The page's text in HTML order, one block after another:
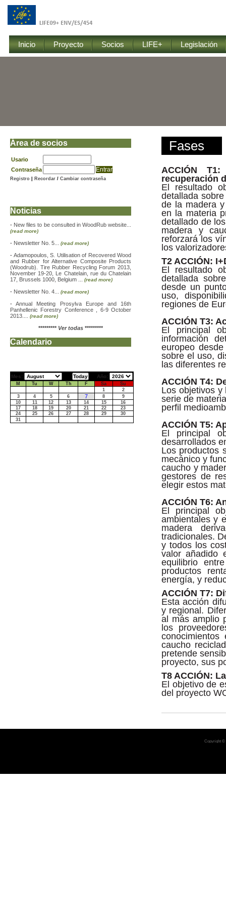
Inicio Proyecto Socios LIFE+ Legislación
Fases
ACCIÓN
recuperación
El resultado
detallada
de la madera
en la materia
detallado de
madera y
reforzará los
los
T2 ACCIÓN:
El resultado
detallada
desde un
uso,
regiones de
ACCIÓN T3:
El principal
información
europeo
sobre el uso,
las diferentes
ACCIÓN T4:
Los objetivos y
serie de
perfil
ACCIÓN T5:
El principal
desarrollados
Los productos
mecánico y
caucho y
gestores de
elegir estos
ACCIÓN T6:
El principal
ambientales y
madera
tradicionales.
y todos los
valor añadido
equilibrio
productos
energía, y
ACCIÓN T7:
Esta acción
y regional.
al más amplio
los
caucho
pretende
proyecto, sus
T8 ACCIÓN:
El objetivo de
del proyecto
Área de socios
Usario
Contraseña
Registro Recordar / Cambiar contraseña
Noticias
- New files to be consulted in WoodRub website...
(read more)
- Newsletter No. 5... (read more)
- Adamopoulos, S. Utilisation of Recovered Wood
and Rubber for Alternative Composite Products
(Woodrub). Tire Rubber Recycling Forum 2013,
November 19-20, Le Chatelain, rue du Chatelain
17, Brussels 1000, Belgium ... (read more)
- Newsletter No. 4... (read more)
-Annual Meeting Prosylva Europe and 16th
Panhellenic Forestry Conference , 6-9 October
2013.... (read more)
********* Ver todas *********
Calendario
Mes: Año:
M Tu W Th F Sa
Su
1
2
3
4 5 6 7 8
9
10
11 12 13 14 15
16
17
18 19 20 21 22
23
24
25 26 27 28 29
30
31
Copyright ©